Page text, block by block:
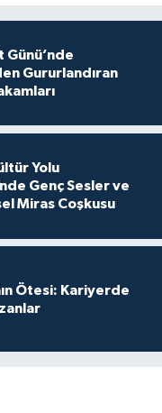
Günü’nde
Gururlandıran
Yolu
Genç Sesler ve
Miras Coşkusu
Ötesi: Kariyerde